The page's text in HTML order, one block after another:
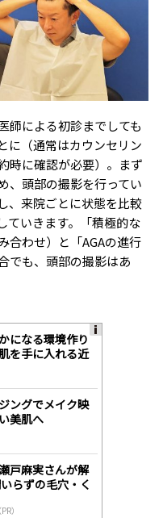
師による初診までしても
に（通常はカウンセリン
時に確認が必要）。まず
、頭部の撮影を行ってい
、来院ごとに状態を比較
ていきます。「積極的な
合わせ）と「AGAの進行
でも、頭部の撮影はあ
になる環境作り
を手に入れる近
ングでメイク映
美肌へ
戸麻実さんが解
らずの毛穴・く
）